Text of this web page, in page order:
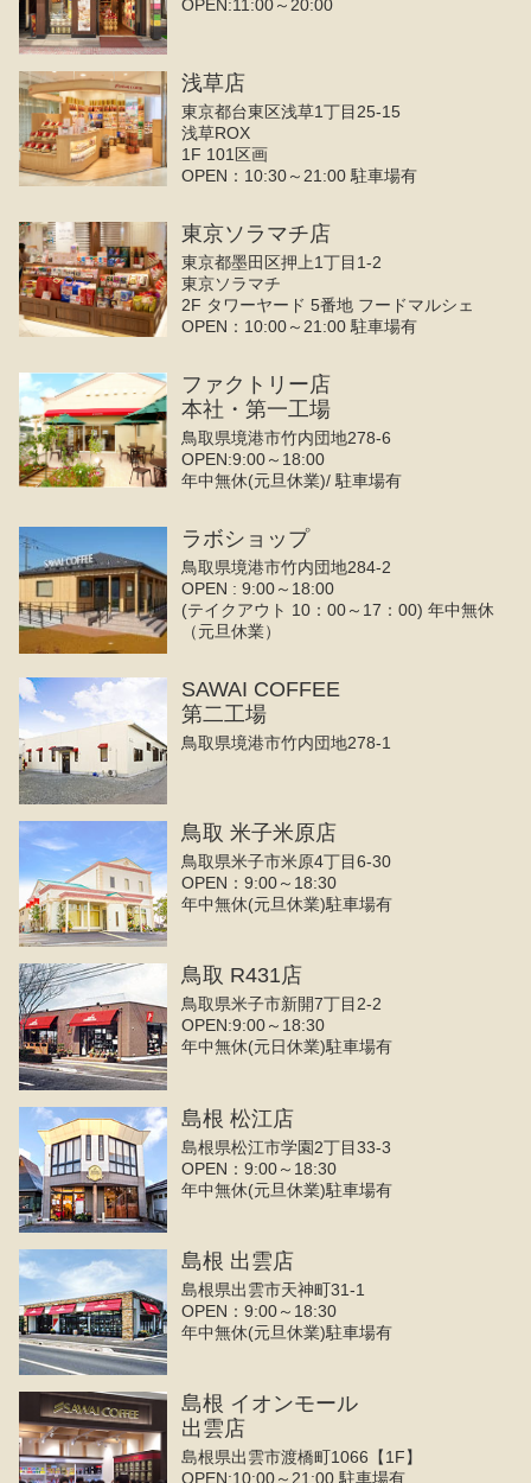
OPEN:11:00～20:00
浅草店
東京都台東区浅草1丁目25-15
浅草ROX
1F 101区画
OPEN：10:30～21:00 駐車場有
東京ソラマチ店
東京都墨田区押上1丁目1-2
東京ソラマチ
2F タワーヤード 5番地 フードマルシェ
OPEN：10:00～21:00 駐車場有
ファクトリー店
本社・第一工場
鳥取県境港市竹内団地278-6
OPEN:9:00～18:00
年中無休(元旦休業)/ 駐車場有
ラボショップ
鳥取県境港市竹内団地284-2
OPEN : 9:00～18:00
(テイクアウト 10：00～17：00) 年中無休
（元旦休業）
SAWAI COFFEE
第二工場
鳥取県境港市竹内団地278-1
鳥取 米子米原店
鳥取県米子市米原4丁目6-30
OPEN：9:00～18:30
年中無休(元旦休業)駐車場有
鳥取 R431店
鳥取県米子市新開7丁目2-2
OPEN:9:00～18:30
年中無休(元日休業)駐車場有
島根 松江店
島根県松江市学園2丁目33-3
OPEN：9:00～18:30
年中無休(元旦休業)駐車場有
島根 出雲店
島根県出雲市天神町31-1
OPEN：9:00～18:30
年中無休(元旦休業)駐車場有
島根 イオンモール
出雲店
島根県出雲市渡橋町1066【1F】
OPEN:10:00～21:00 駐車場有